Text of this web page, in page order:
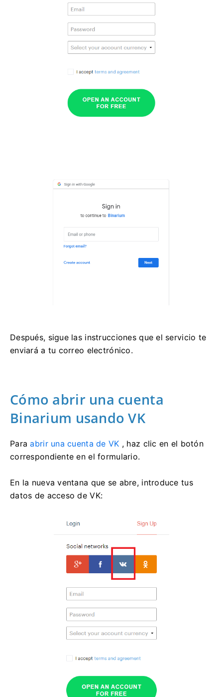
Después, sigue las instrucciones que el servicio te
enviará a tu correo electrónico.
Cómo abrir una cuenta
Binarium usando VK
Paraabrir una cuenta de VK , haz clic en el botón
correspondiente en el formulario.
En la nueva ventana que se abre, introduce tus
datos de acceso de VK: